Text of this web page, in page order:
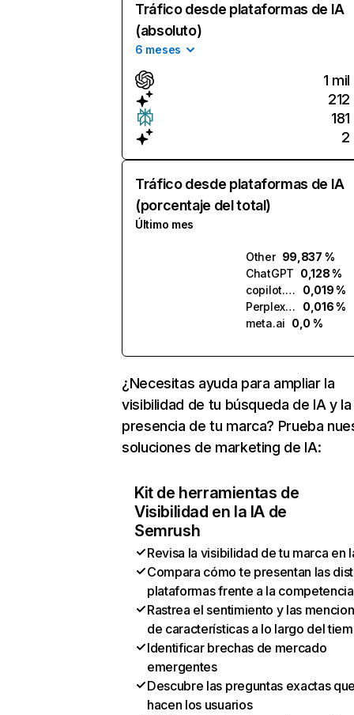
Tráfico desde plataformas de IA
(absoluto)
6 meses
1 mil
212
181
2
Tráfico desde plataformas de IA
(porcentaje del total)
Último mes
Other 99,837 %
ChatGPT 0,128 %
copilot.microsoft.com
0,019 %
Perplexity
0,016 %
meta.ai 0,0 %
¿Necesitas ayuda para ampliar la
visibilidad de tu búsqueda de IA y la
presencia de tu marca? Prueba
soluciones de marketing de IA:
Kit de herramientas de
Visibilidad en la IA de
Semrush
Revisa la visibilidad de tu marca en
Compara cómo te presentan las
plataformas frente a la competencia
Rastrea el sentimiento y las
de características a lo largo del
Identificar brechas de mercado
emergentes
Descubre las preguntas exactas
hacen los usuarios